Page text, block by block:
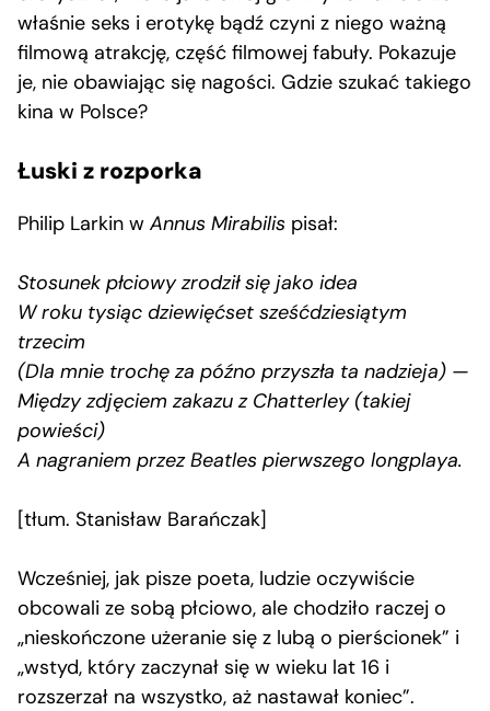
właśnie seks i erotykę bądź czyni z niego ważną
filmową atrakcję, część filmowej fabuły. Pokazuje
je, nie obawiając się nagości. Gdzie szukać takiego
kina w Polsce?
Łuski z rozporka
Philip Larkin w Annus Mirabilis pisał:
Stosunek płciowy zrodził się jako idea
W roku tysiąc dziewięćset sześćdziesiątym
trzecim
(Dla mnie trochę za późno przyszła ta nadzieja) —
Między zdjęciem zakazu z Chatterley (takiej
powieści)
A nagraniem przez Beatles pierwszego longplaya.
[tłum. Stanisław Barańczak]
Wcześniej, jak pisze poeta, ludzie oczywiście
obcowali ze sobą płciowo, ale chodziło raczej o
„nieskończone użeranie się z lubą o pierścionek” i
„wstyd, który zaczynał się w wieku lat 16 i
rozszerzał na wszystko, aż nastawał koniec”.